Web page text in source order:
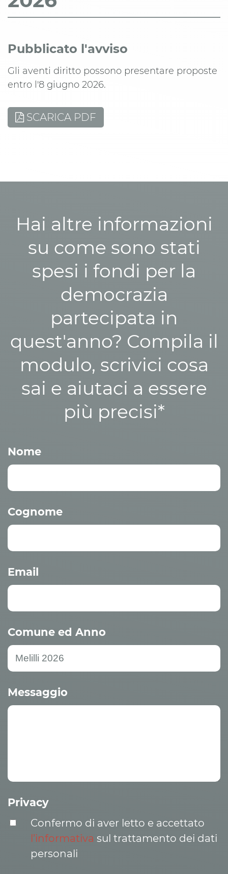
Pubblicato l'avviso
Gli aventi diritto possono presentare proposte
entro l'8 giugno 2026.
SCARICA PDF
Hai altre informazioni
su come sono stati
spesi i fondi per la
democrazia
partecipata in
quest'anno? Compila il
modulo, scrivici cosa
sai e aiutaci a essere
più precisi*
Nome
Cognome
Email
Comune ed Anno
Messaggio
Privacy
Confermo di aver letto e accettato
l’informativa sul trattamento dei dati
personali